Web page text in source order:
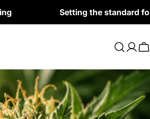
Setting the standard for terpenes
Log